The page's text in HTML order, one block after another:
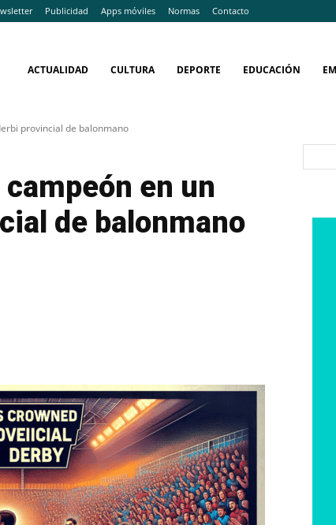
Publicidad Apps móviles Normas Contacto
ACTUALIDAD CULTURA DEPORTE EDUCACIÓN
provincial de balonmano
en un
de balonmano